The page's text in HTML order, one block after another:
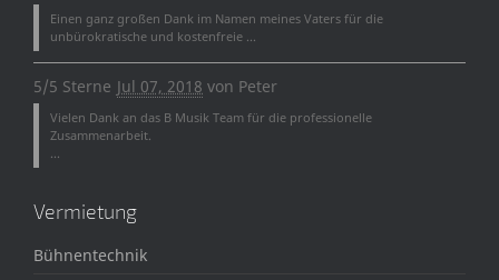
Einen ganz großen Dank im Namen meines Vaters für die
unbürokratische und kostenfreie ...
5/5 Sterne Jul 07, 2018 von Peter
Vielen Dank an das B Musik Team für die professionelle
Zusammenarbeit.
...
Vermietung
Bühnentechnik